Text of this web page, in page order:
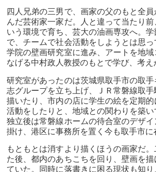
四人兄弟の三男で、画家の父のもと全
んだ芸術家一家だ。人と違って当たり
いう環境で育ち、芸大の油画専攻へ。
で、チームで社会活動をしようとは思
学院の壁画研究室に進み、アートを地
なげる中村政人教授のもとで学び、考
研究室があったのは茨城県取手市の取
志グループを立ち上げ、ＪＲ常磐線取
描いたり、市内の店に学生の絵を定期
活動をしたりと、地域との関わりを築
独立後は常磐線ホームの待合室のデザ
掛け、港区に事務所を置く今も取手市に
もともとは消すより描くほうの画家だ
た後、都内のあちこちを回り、壁画を
ていた。同時に落書きに困る現状も知